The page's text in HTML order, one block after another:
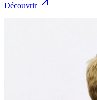
Découvrir